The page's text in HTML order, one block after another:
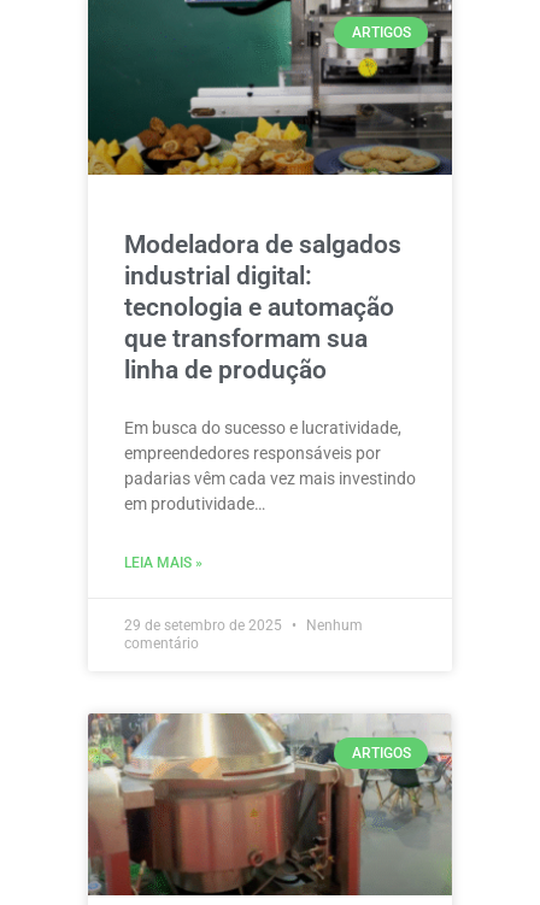
ARTIGOS
Modeladora de salgados
industrial digital:
tecnologia e automação
que transformam sua
linha de produção
Em busca do sucesso e lucratividade,
empreendedores responsáveis por
padarias vêm cada vez mais investindo
em produtividade…
LEIA MAIS »
29 de setembro de 2025
Nenhum
comentário
ARTIGOS